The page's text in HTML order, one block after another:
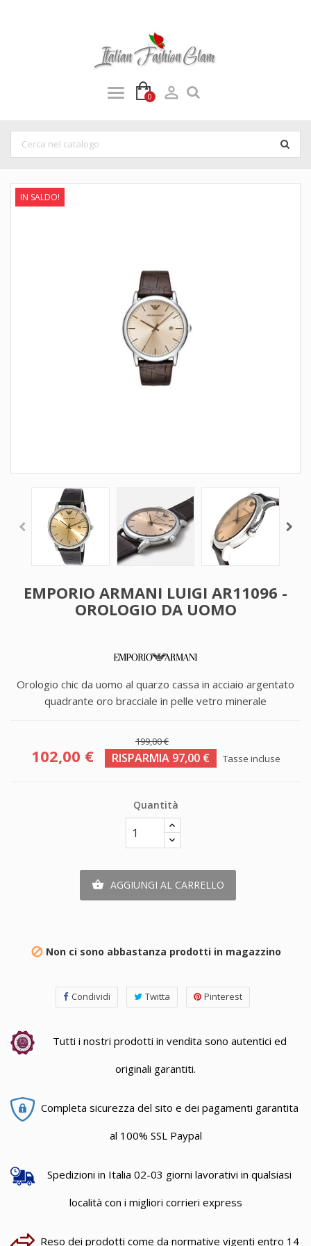
0 
IN SALDO!
EMPORIO ARMANI LUIGI AR11096 -
OROLOGIO DA UOMO
Orologio chic da uomo al quarzo cassa in acciaio argentato
quadrante oro bracciale in pelle vetro minerale
199,00 €
102,00 € RISPARMIA 97,00 € Tasse incluse
Quantità
 AGGIUNGI AL CARRELLO
 Non ci sono abbastanza prodotti in magazzino
Condividi Twitta Pinterest
Tutti i nostri prodotti in vendita sono autentici ed
originali garantiti.
Completa sicurezza del sito e dei pagamenti garantita
al 100% SSL Paypal
Spedizioni in Italia 02-03 giorni lavorativi in qualsiasi
località con i migliori corrieri express
Reso dei prodotti come da normative vigenti entro 14